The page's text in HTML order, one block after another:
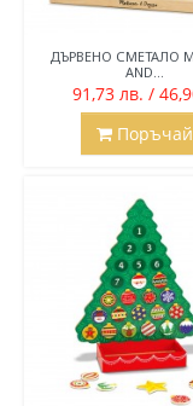
ДЪРВЕНО СМЕТАЛО
AND...
91,73 лв. /
Поръчай